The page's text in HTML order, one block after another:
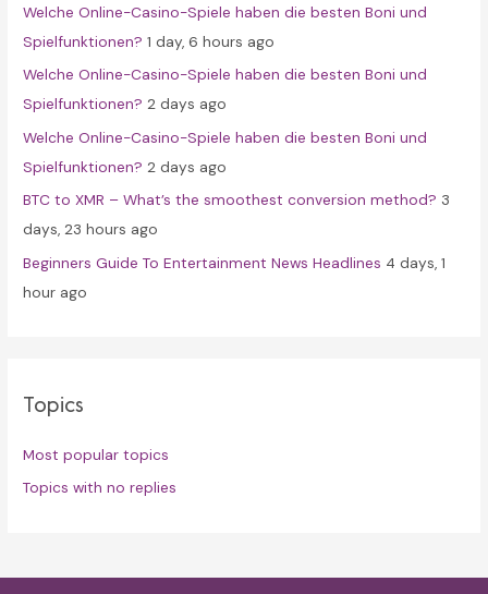
o
r
:
Welche Online-Casino-Spiele haben die besten Boni und
Spielfunktionen? 1 day, 6 hours ago
Welche Online-Casino-Spiele haben die besten Boni und
Spielfunktionen? 2 days ago
Welche Online-Casino-Spiele haben die besten Boni und
Spielfunktionen? 2 days ago
BTC to XMR – What’s the smoothest conversion method? 3
days, 23 hours ago
Beginners Guide To Entertainment News Headlines 4 days, 1
hour ago
Topics
Most popular topics
Topics with no replies